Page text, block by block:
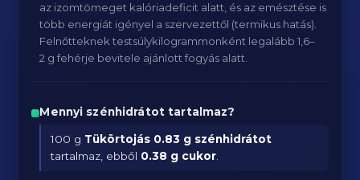
az izomtömeget kalóriadeficit alatt, és az emésztése is
több energiát igényel a szervezettől (termikus hatás).
Felnőtteknek testsúlykilogrammonként legalább 1,6–
2 g fehérje bevitele ajánlott fogyás alatt.
Mennyi szénhidrátot tartalmaz?
100 g Tükörtojás 0.83 g szénhidrátot
tartalmaz, ebből 0.38 g cukor